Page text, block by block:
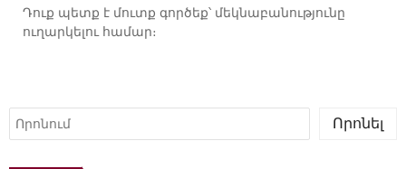
Դուք պետք է մուտք գործեք՝ մեկնաբանությունը
ուղարկելու համար։
Որոնել
Որոնել